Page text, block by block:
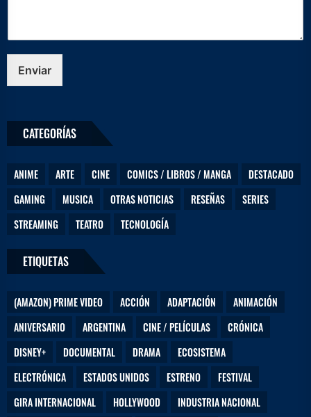
Enviar
CATEGORÍAS
ANIME ARTE CINE COMICS / LIBROS / MANGA
DESTACADO
GAMING
MUSICA OTRAS NOTICIAS RESEÑAS
SERIES
STREAMING
TEATRO TECNOLOGÍA
ETIQUETAS
(AMAZON) PRIME VIDEO ACCIÓN ADAPTACIÓN
ANIMACIÓN
ANIVERSARIO
ARGENTINA CINE / PELÍCULAS
CRÓNICA
DISNEY+
DOCUMENTAL DRAMA
ECOSISTEMA
ELECTRÓNICA
ESTADOS UNIDOS ESTRENO
FESTIVAL
GIRA INTERNACIONAL
HOLLYWOOD
INDUSTRIA NACIONAL